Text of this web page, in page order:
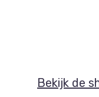
Bekijk de